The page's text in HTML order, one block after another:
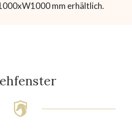
mm erhältlich.